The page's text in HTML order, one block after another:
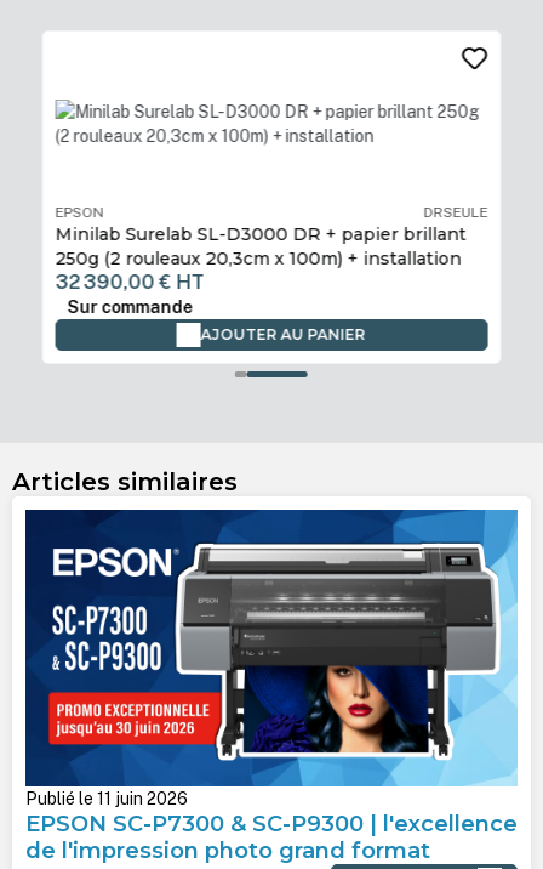
EPSON DRSEULE
Minilab Surelab SL-D3000 DR + papier brillant
250g (2 rouleaux 20,3cm x 100m) + installation
32 390,00 € HT
Sur commande
AJOUTER AU PANIER
Articles similaires
Publié le 11 juin 2026
EPSON SC-P7300 & SC-P9300 | l'excellence
de l'impression photo grand format